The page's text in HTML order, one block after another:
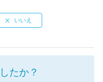
たか？